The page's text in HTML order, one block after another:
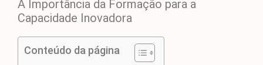
A Importância da Formação para a
Capacidade Inovadora
Conteúdo da página